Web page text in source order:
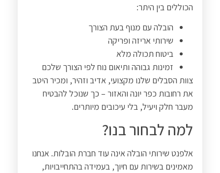
הכוללים בין היתר:
הובלה עם מנוף בעת הצורך
שירותי אריזה ופריקה
ביטוח תכולה מלא
זמינות גבוהה ותיאום נוח לפי הצורך שלכם
צוות הסבלים שלנו מקצועי, אדיב וזהיר, ומכיר היטב
את רחובות כפר יונה והאזור – כך שנוכל להבטיח
מעבר חלק ויעיל, בלי עיכובים מיותרים.
למה לבחור בנו?
אלפנט שירותי הובלה אינה עוד חברת הובלות. אנחנו
מאמינים בשירות עם חיוך, בעמידה בהתחייבויות,